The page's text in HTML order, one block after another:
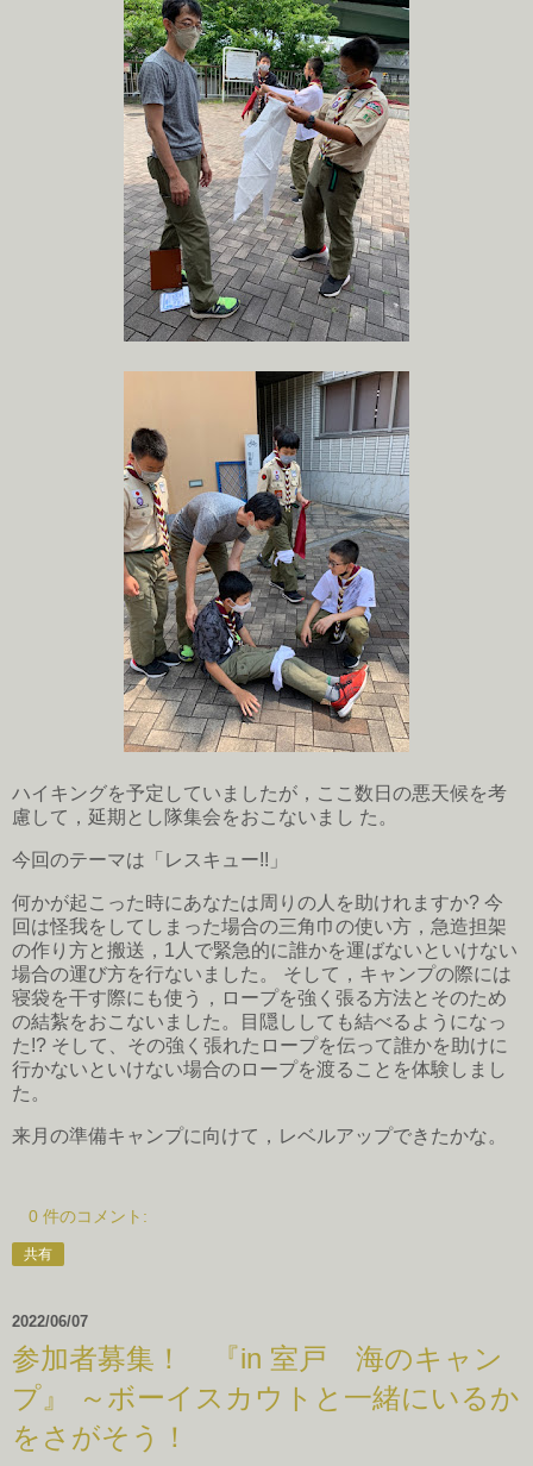
ハイキングを予定していましたが，ここ数日の悪天候を考
慮して，延期とし隊集会をおこないまし た。
今回のテーマは「レスキュー!!」
何かが起こった時にあなたは周りの人を助けれますか? 今
回は怪我をしてしまった場合の三角巾の使い方，急造担架
の作り方と搬送，1人で緊急的に誰かを運ばないといけない
場合の運び方を行ないました。 そして，キャンプの際には
寝袋を干す際にも使う，ロープを強く張る方法とそのため
の結紮をおこないました。目隠ししても結べるようになっ
た!? そして、その強く張れたロープを伝って誰かを助けに
行かないといけない場合のロープを渡ることを体験しまし
た。
来月の準備キャンプに向けて，レベルアップできたかな。
0 件のコメント:
共有
2022/06/07
参加者募集！ 『in 室戸 海のキャン
プ』 ～ボーイスカウトと一緒にいるか
をさがそう！